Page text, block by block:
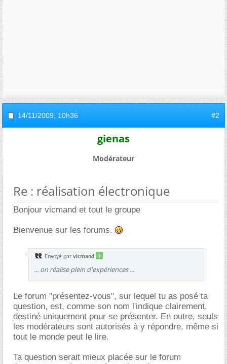
14/11/2009, 10h36 #2
gienas
Modérateur
Re : réalisation électronique
Bonjour vicmand et tout le groupe
Bienvenue sur les forums.
Envoyé par vicmand
... on réalise plein d'expériences ...
Le forum "présentez-vous", sur lequel tu as posé ta
question, est, comme son nom l'indique clairement,
destiné uniquement pour se présenter. En outre, seuls
les modérateurs sont autorisés à y répondre, même si
tout le monde peut le lire.
Ta question serait mieux placée sur le forum